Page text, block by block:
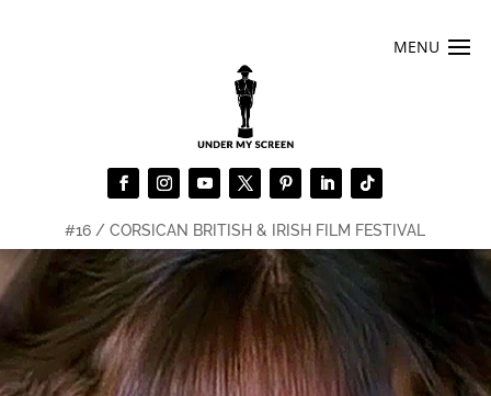
#16 / CORSICAN BRITISH & IRISH FILM FESTIVAL